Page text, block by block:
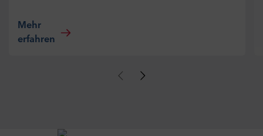
Mehr
erfahren